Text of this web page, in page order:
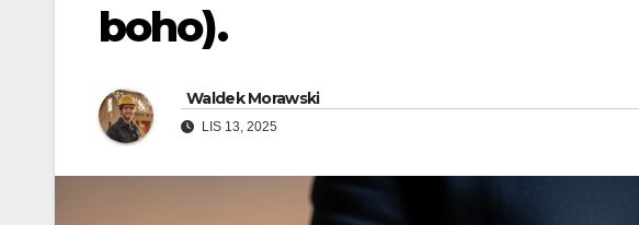
boho).
Waldek Morawski
LIS 13, 2025